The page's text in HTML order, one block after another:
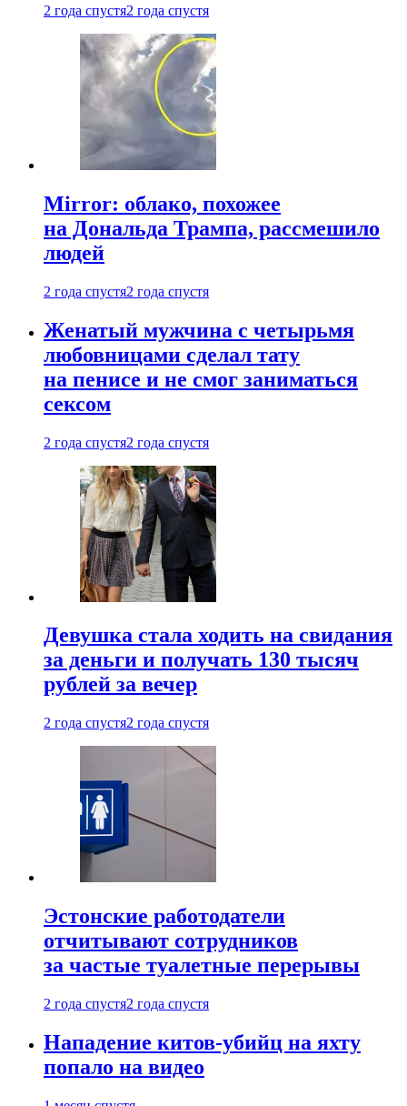
2 года спустя2 года спустя
Mirror: облако, похожее
на Дональда Трампа, рассмешило
людей
2 года спустя2 года спустя
Женатый мужчина с четырьмя
любовницами сделал тату
на пенисе и не смог заниматься
сексом
2 года спустя2 года спустя
Девушка стала ходить на свидания
за деньги и получать 130 тысяч
рублей за вечер
2 года спустя2 года спустя
Эстонские работодатели
отчитывают сотрудников
за частые туалетные перерывы
2 года спустя2 года спустя
Нападение китов-убийц на яхту
попало на видео